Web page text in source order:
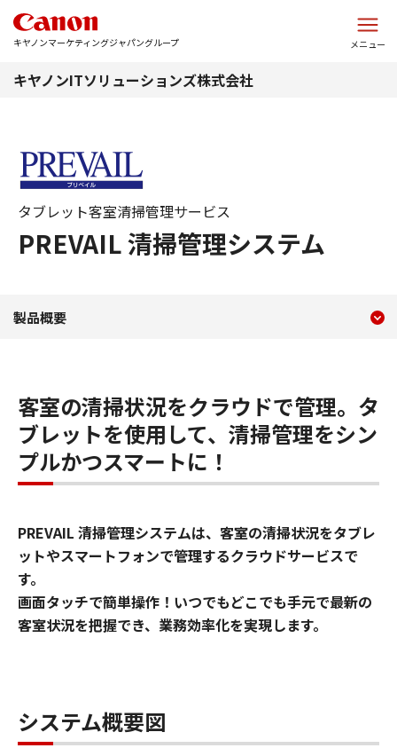
キヤノンマーケティングジャパングループ メニュー
キヤノンITソリューションズ株式会社
PREVAIL 清掃管理システム
タブレット客室清掃管理サービス
タブレット客室清掃管理
製品概要
客室の清掃状況をクラウドで管理。タ
ブレットを使用して、清掃管理をシン
プルかつスマートに！
PREVAIL 清掃管理システムは、客室の清掃状況をタブレ
ットやスマートフォンで管理するクラウドサービスで
す。
画面タッチで簡単操作！いつでもどこでも手元で最新の
客室状況を把握でき、業務効率化を実現します。
システム概要図